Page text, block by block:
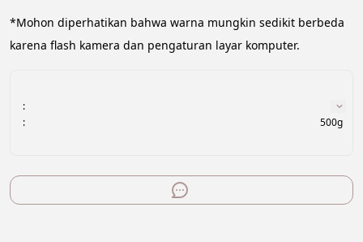
*Mohon diperhatikan bahwa warna mungkin sedikit berbeda
karena flash kamera dan pengaturan layar komputer.
:
:
500g